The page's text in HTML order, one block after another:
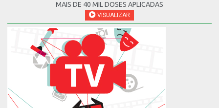
MAIS DE 40 MIL DOSES APLICADAS
VISUALIZAR